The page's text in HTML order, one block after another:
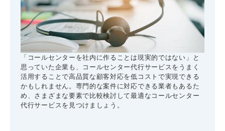
「コールセンターを社内に作ることは現実的ではない」と
思っていた企業も、コールセンター代行サービスをうまく
活用することで高品質な顧客対応を低コストで実現できる
かもしれません。専門的な案件に対応できる業者もあるた
め、さまざまな要素で比較検討して最適なコールセンター
代行サービスを見つけましょう。